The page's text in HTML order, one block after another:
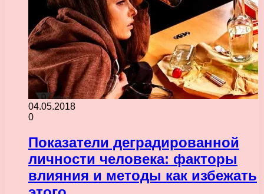
04.05.2018
0
Показатели деградированной
личности человека: факторы
влияния и методы как избежать